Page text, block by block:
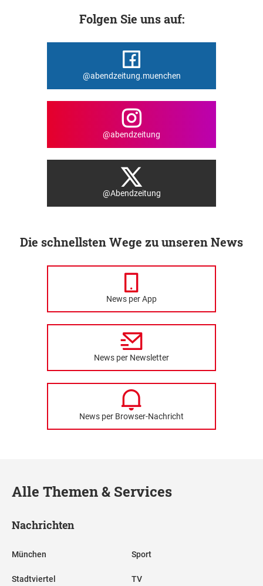
Folgen Sie uns auf:
@abendzeitung.muenchen
@abendzeitung
@Abendzeitung
Die schnellsten Wege zu unseren News
News per App
News per Newsletter
News per Browser-Nachricht
Alle Themen & Services
Nachrichten
München
Stadtviertel
Sport
TV